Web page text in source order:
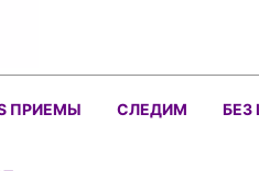
ПРИЕМЫ СЛЕДИМ БЕЗ